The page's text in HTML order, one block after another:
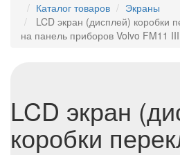
Каталог товаров
Экраны
LCD экран (дисплей) коробки
на панель приборов Volvo FM11
LCD экран
коробки